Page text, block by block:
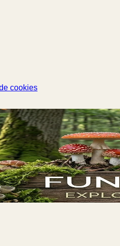
cookies